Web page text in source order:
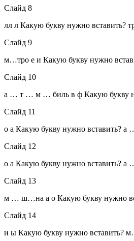
Слайд 8
лл л Какую букву нужно вставить?
Слайд 9
м…тро е и Какую букву нужно
Слайд 10
а … т … м … биль в ф Какую букву
Слайд 11
о а Какую букву нужно вставить?
Слайд 12
о а Какую букву нужно вставить?
Слайд 13
м … ш…на а о Какую букву нужно
Слайд 14
и ы Какую букву нужно вставить?